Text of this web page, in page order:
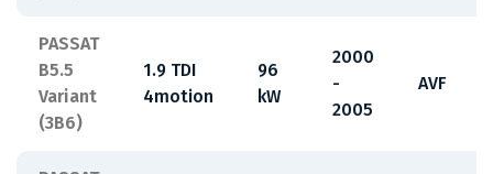
PASSAT
B5.5
Variant
(3B6)
1.9 TDI
4motion
96
kW
2000
-
2005
AVF